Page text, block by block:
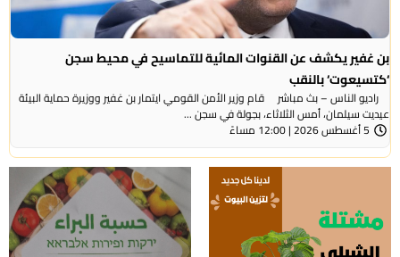
بن غفير يكشف عن القنوات المائية للتماسيح في محيط سجن
‘كتسيعوت‘ بالنقب
راديو الناس – بث مباشر قام وزير الأمن القومي ايتمار بن غفير ووزيرة حماية البيئة
عيديت سيلمان، أمس الثلاثاء، بجولة في سجن ...
5 أغسطس 2026 | 12:00 مساءً